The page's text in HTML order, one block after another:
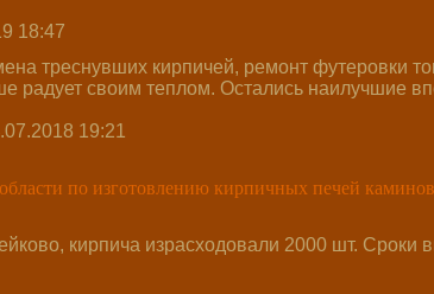
18:47
треснувших кирпичей, ремонт футеровки
радует своим теплом. Остались наилучшие
19:21